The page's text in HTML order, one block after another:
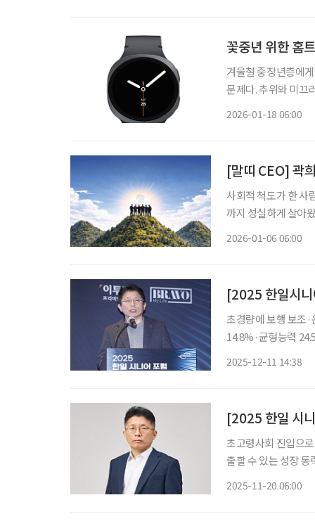
꽃중년 위한 홈
겨울철 중장년층에
문제다. 추위와 미끄
2026-01-18 06:00
[말띠 CEO] 곽
사회적 척도가 한 사
까지 성실하게 살아
2026-01-06 06:00
초경량에 보행 보조·
14.8%·균형능력 24.5% 향상 입증 이연백 위로보
2025-12-11 14:38
[2025 한일 시
초고령사회 진입으
출할 수 있는 성장
2025-11-20 06:00